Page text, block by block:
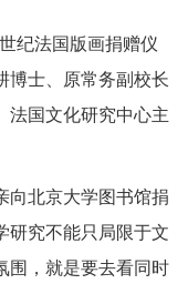
纪法国版画捐赠仪
博士、原常务副校长
法国文化研究中心主
向北京大学图书馆捐
研究不能只局限于文
围，就是要去看同时